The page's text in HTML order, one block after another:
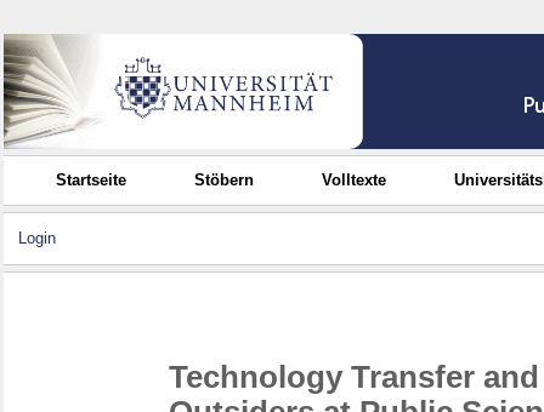
Startseite Stöbern Volltexte
Login
Technology Transfer